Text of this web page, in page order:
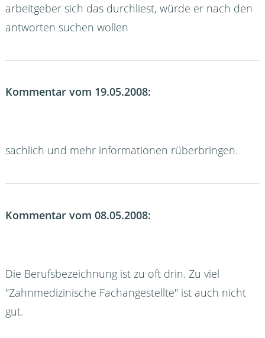
arbeitgeber sich das durchliest, würde er nach den
antworten suchen wollen
Kommentar vom 19.05.2008:
sachlich und mehr informationen rüberbringen.
Kommentar vom 08.05.2008:
Die Berufsbezeichnung ist zu oft drin. Zu viel
"Zahnmedizinische Fachangestellte" ist auch nicht
gut.